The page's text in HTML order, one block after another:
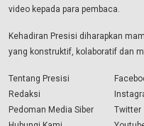
video kepada para pembaca.
Kehadiran Presisi diharapkan
yang konstruktif, kolaboratif dan
Tentang Presisi
Redaksi
Pedoman Media Siber
Twitter